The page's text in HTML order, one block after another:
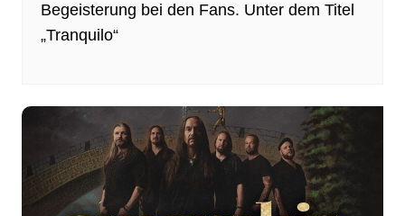
Begeisterung bei den Fans. Unter dem Titel
„Tranquilo“